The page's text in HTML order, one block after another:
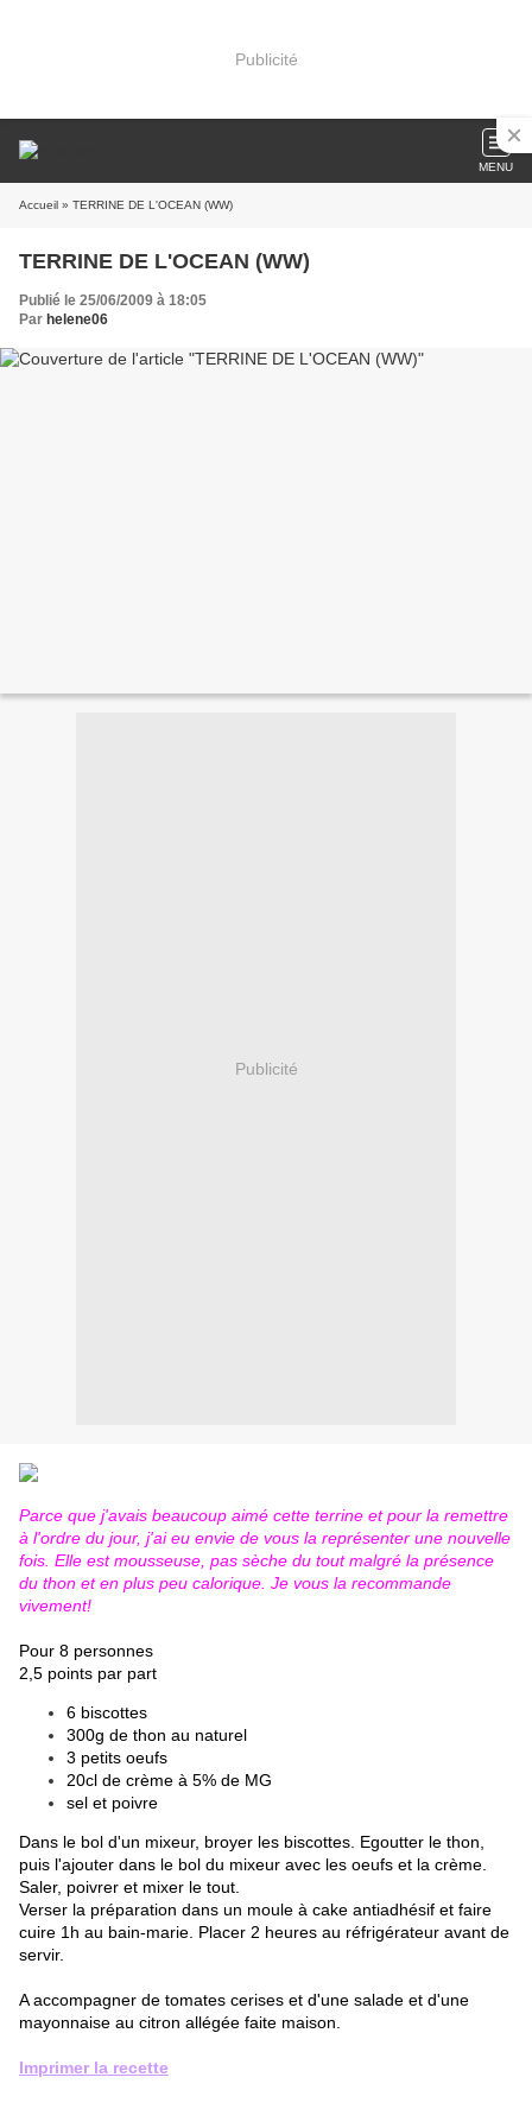
Publicité
MENU
Accueil » TERRINE DE L'OCEAN (WW)
TERRINE DE L'OCEAN (WW)
Publié le 25/06/2009 à 18:05
Par helene06
Publicité
Parce que j'avais beaucoup aimé cette terrine et pour la remettre
à l'ordre du jour, j'ai eu envie de vous la représenter une nouvelle
fois. Elle est mousseuse, pas sèche du tout malgré la présence
du thon et en plus peu calorique. Je vous la recommande
vivement!
Pour 8 personnes
2,5 points par part
6 biscottes
300g de thon au naturel
3 petits oeufs
20cl de crème à 5% de MG
sel et poivre
Dans le bol d'un mixeur, broyer les biscottes. Egoutter le thon,
puis l'ajouter dans le bol du mixeur avec les oeufs et la crème.
Saler, poivrer et mixer le tout.
Verser la préparation dans un moule à cake antiadhésif et faire
cuire 1h au bain-marie. Placer 2 heures au réfrigérateur avant de
servir.
A accompagner de tomates cerises et d'une salade et d'une
mayonnaise au citron allégée faite maison.
Imprimer la recette